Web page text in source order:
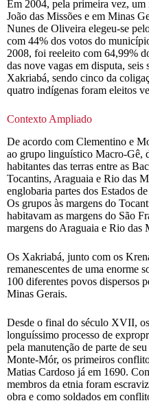
Em 2004, pela primeira vez,
João das Missões e em Minas
Nunes de Oliveira elegeu-se
com 44% dos votos do
2008, foi reeleito com 64,99%
das nove vagas em disputa, seis
Xakriabá, sendo cinco da
quatro indígenas foram eleitos
Contexto Ampliado
De acordo com Clementino e
ao grupo linguístico Macro-Gê,
habitantes das terras entre as
Tocantins, Araguaia e Rio das
englobaria partes dos Estados
Os grupos às margens do
habitavam as margens do São
margens do Araguaia e Rio das
Os Xakriabá, junto com os
remanescentes de uma enorme
100 diferentes povos dispersos
Minas Gerais.
Desde o final do século XVII,
longuíssimo processo de
pela manutenção de parte de
Monte-Mór, os primeiros
Matias Cardoso já em 1690.
membros da etnia foram
obra e como soldados em